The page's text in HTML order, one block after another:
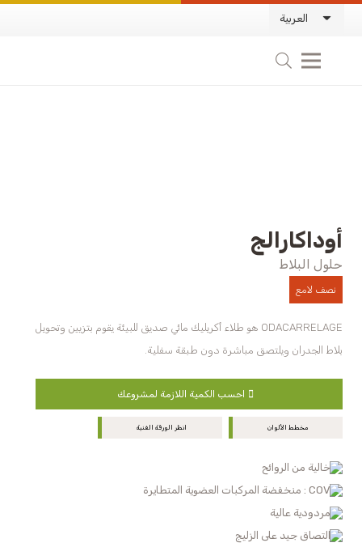
العربية
أوداكارالج
حلول البلاط
نصف لامع
ODACARRELAGE هو طلاء أكريليك مائي صديق للبيئة يقوم بتزيين وتحويل
بلاط الجدران ويلتصق مباشرة دون طبقة سفلية.
احسب الكمية اللازمة لمشروعك
مخطط الألوان انظر الورقة الفنية
خالية من الروائح
COV : منخفضة المركبات العضوية المتطايرة
مردودية عالية
التصاق جيد على الزليج